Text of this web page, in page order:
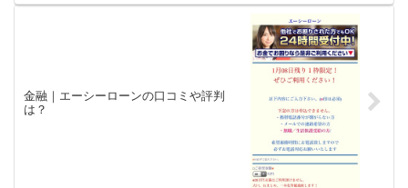
金融｜エーシーローンの口コミや評判
は？